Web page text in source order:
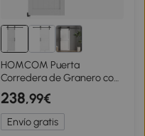
HOMCOM Puerta
Corredera de Granero con
Herrajes Manija Rodillo y
Guía de Suelo Mejorados
para Baño Salón 71,5x213,4
cm Blanco
238,99€
Envío gratis